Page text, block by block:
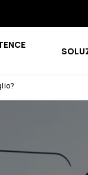
Show submenu for CHI SIAMO